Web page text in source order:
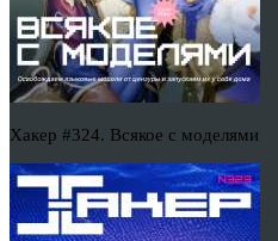
Хакер #324. Всякое с моделями